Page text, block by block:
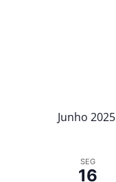
Junho 2025
SEG
16